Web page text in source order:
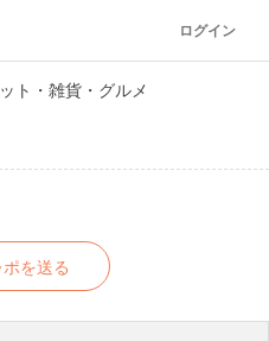
ログイン
ト・雑貨・グルメ
を送る